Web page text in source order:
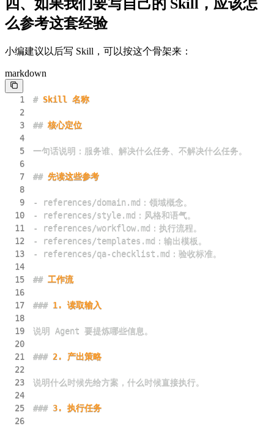
四、如果我们要写自己的 Skill，应该怎
么参考这套经验
小编建议以后写 Skill，可以按这个骨架来：
markdown
1 # Skill 名称
2
3
## 核心定位
4
5
6
7
## 先读这些参考
8
9
-
10
-
11
-
12
-
13
-
14
15
## 工作流
16
17
### 1. 读取输入
18
19
20
21
### 2. 产出策略
22
23
24
25
### 3. 执行任务
26